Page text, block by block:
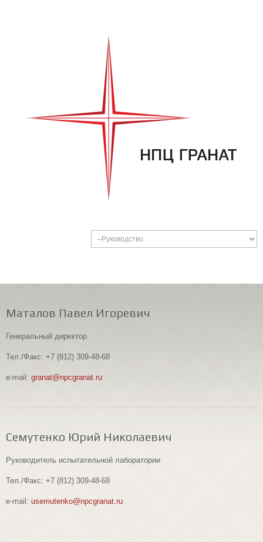
Маталов Павел Игоревич
Генеральный директор
Тел./Факс: +7 (812) 309-48-68
e-mail: granat@npcgranat.ru
Семутенко Юрий Николаевич
Руководитель испытательной лаборатории
Тел./Факс: +7 (812) 309-48-68
e-mail: usemutenko@npcgranat.ru